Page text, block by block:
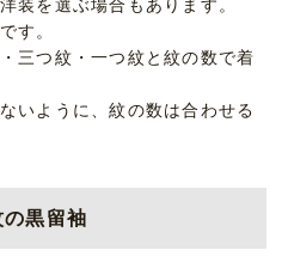
装を選ぶ場合もあります。
す。
三つ紋・一つ紋と紋の数で着
いように、紋の数は合わせる
黒留袖